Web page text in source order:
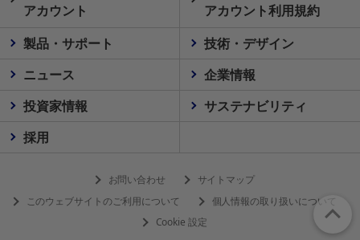
アカウント
アカウント利用規約
製品・サポート
技術・デザイン
ニュース
企業情報
投資家情報
サステナビリティ
採用
お問い合わせ
サイトマップ
このウェブサイトのご利用について
個人情報の取り扱いについて
Cookie 設定